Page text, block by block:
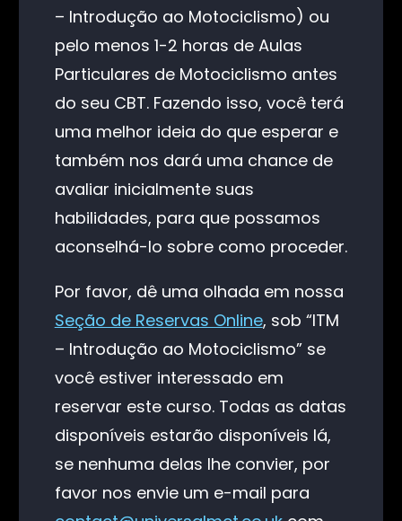
– Introdução ao Motociclismo) ou
pelo menos 1-2 horas de Aulas
Particulares de Motociclismo antes
do seu CBT. Fazendo isso, você terá
uma melhor ideia do que esperar e
também nos dará uma chance de
avaliar inicialmente suas
habilidades, para que possamos
aconselhá-lo sobre como proceder.
Por favor, dê uma olhada em nossa
Seção de Reservas Online, sob “ITM
– Introdução ao Motociclismo” se
você estiver interessado em
reservar este curso. Todas as datas
disponíveis estarão disponíveis lá,
se nenhuma delas lhe convier, por
favor nos envie um e-mail para